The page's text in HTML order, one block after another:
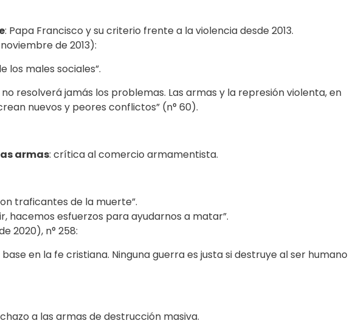
: Papa Francisco y su criterio frente a la violencia desde 2013.
de 2013):
los males sociales”.
resolverá jamás los problemas. Las armas y la represión violenta, en
nuevos y peores conflictos” (n° 60).
armas: crítica al comercio armamentista.
traficantes de la muerte”.
hacemos esfuerzos para ayudarnos a matar”.
2020), n° 258:
en la fe cristiana. Ninguna guerra es justa si destruye al ser humano
a las armas de destrucción masiva.